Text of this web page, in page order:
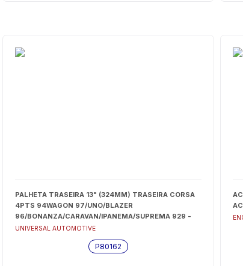
PALHETA TRASEIRA 13" (324MM) TRASEIRA CORSA
4PTS 94WAGON 97/UNO/BLAZER
96/BONANZA/CARAVAN/IPANEMA/SUPREMA 929 -
P80162
UNIVERSAL AUTOMOTIVE
P80162